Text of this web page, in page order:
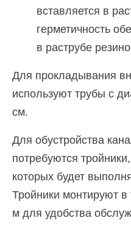
вставляется в
герметичность
в раструбе
Для прокладывания
используют трубы с
см.
Для обустройства
потребуются
которых будет
Тройники монтируют
м для удобства